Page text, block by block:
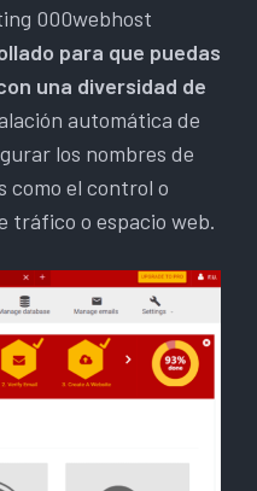
000webhost
para que puedas
una diversidad de
automática de
los nombres de
como el control o
tráfico o espacio web.